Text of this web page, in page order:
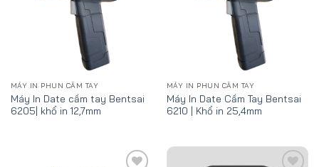
MÁY IN PHUN CẦM TAY
Máy In Date cầm tay Bentsai
6205| khổ in 12,7mm
MÁY IN PHUN CẦM TAY
Máy In Date Cầm Tay Bentsai
6210 | Khổ in 25,4mm